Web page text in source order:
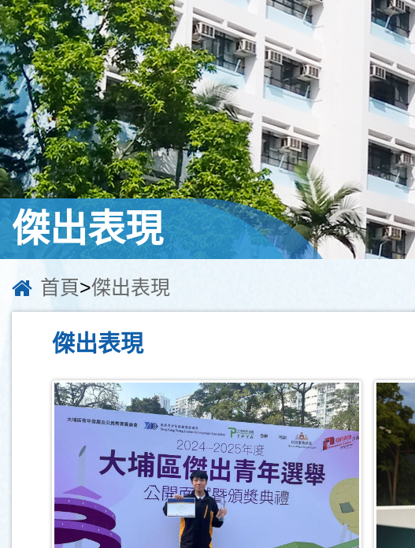
傑出表現
首頁>傑出表現
傑出表現